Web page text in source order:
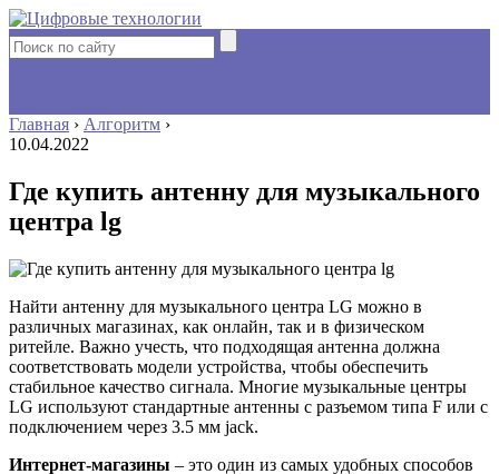
Главная › Алгоритм ›
10.04.2022
Где купить антенну для музыкального
центра lg
Найти антенну для музыкального центра LG можно в
различных магазинах, как онлайн, так и в физическом
ритейле. Важно учесть, что подходящая антенна должна
соответствовать модели устройства, чтобы обеспечить
стабильное качество сигнала. Многие музыкальные центры
LG используют стандартные антенны с разъемом типа F или с
подключением через 3.5 мм jack.
Интернет-магазины – это один из самых удобных способов